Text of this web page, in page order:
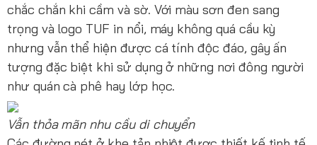
chắc chắn khi cầm và sờ. Với màu sơn đen sang
trọng và logo TUF in nổi, máy không quá cầu kỳ
nhưng vẫn thể hiện được cá tính độc đáo, gây ấn
tượng đặc biệt khi sử dụng ở những nơi đông người
như quán cà phê hay lớp học.
Vẫn thỏa mãn nhu cầu di chuyển